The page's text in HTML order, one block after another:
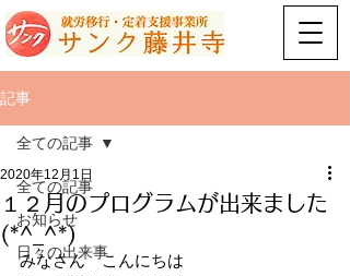
記事
全ての記事
お知らせ
日々の出来事
全ての記事
１２月のプログラムが出来ました
(*^_^*)
2020年12月1日
みなさん　こんにちは